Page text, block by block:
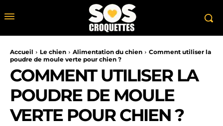
Accueil Le chien Alimentation du chien
Comment utiliser la
poudre de moule verte pour chien ?
COMMENT UTILISER LA
POUDRE DE MOULE
VERTE POUR CHIEN ?